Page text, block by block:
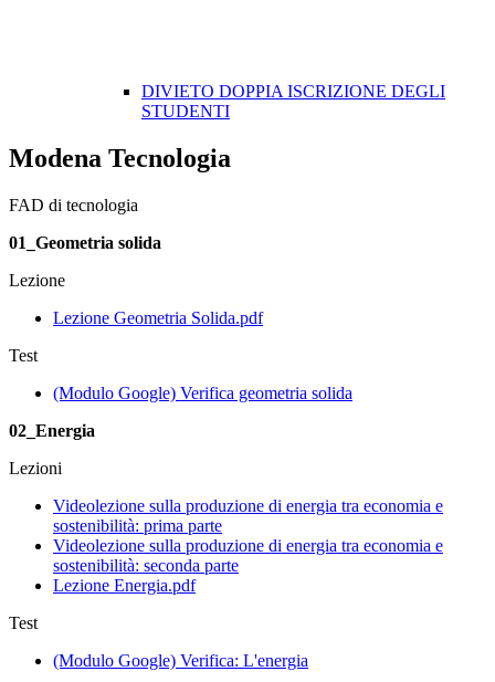
DIVIETO DOPPIA ISCRIZIONE DEGLI
STUDENTI
Modena Tecnologia
FAD di tecnologia
01_Geometria solida
Lezione
Lezione Geometria Solida.pdf
Test
(Modulo Google) Verifica geometria solida
02_Energia
Lezioni
Videolezione sulla produzione di energia tra economia e
sostenibilità: prima parte
Videolezione sulla produzione di energia tra economia e
sostenibilità: seconda parte
Lezione Energia.pdf
Test
(Modulo Google) Verifica: L'energia